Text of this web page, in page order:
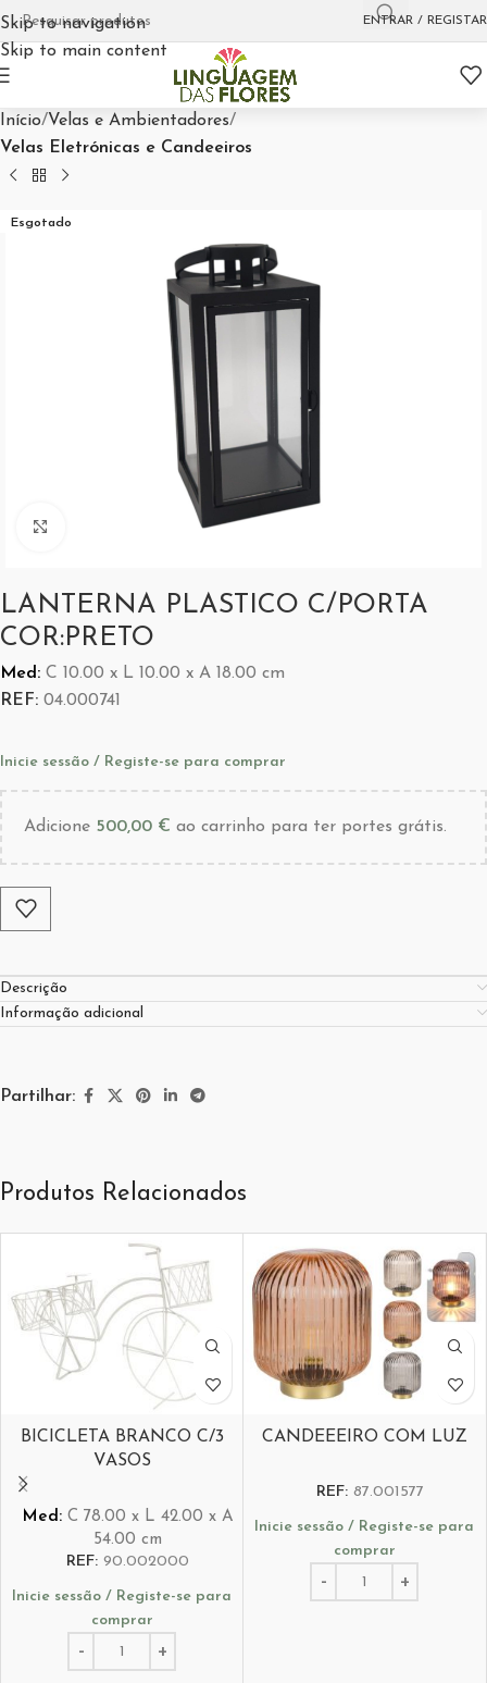
Skip to navigation
Skip to main content
ENTRAR / REGISTAR
Início Velas e Ambientadores
Velas Eletrónicas e Candeeiros
Esgotado
Aumentar Imagem
LANTERNA PLASTICO C/PORTA
COR:PRETO
Med: C 10.00 x L 10.00 x A 18.00 cm
REF: 04.000741
Inicie sessão / Registe-se para comprar
Adicione 500,00 € ao carrinho para ter portes grátis.
Descrição
Informação adicional
Partilhar:
Produtos Relacionados
BICICLETA BRANCO C/3
VASOS
Med: C 78.00 x L 42.00 x A
54.00 cm
REF: 90.002000
Inicie sessão / Registe-se para
comprar
CANDEEEIRO COM LUZ
REF: 87.001577
Inicie sessão / Registe-se para
comprar